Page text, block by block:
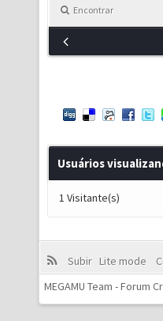
Encontrar
Usuários
1 Visitante(s)
Subir Lite mode
MEGAMU Team - Forum